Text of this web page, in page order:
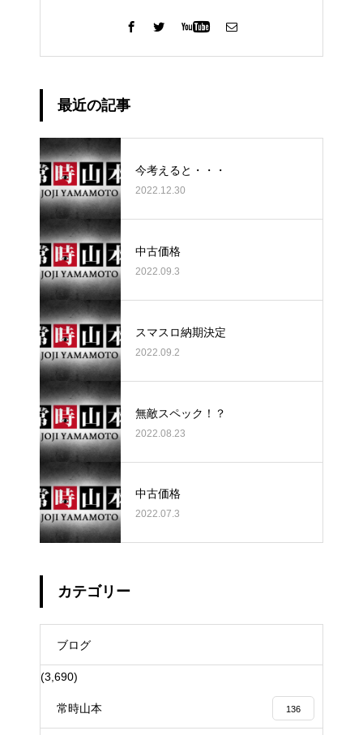
最近の記事
今考えると・・・
2022.12.30
中古価格
2022.09.3
スマスロ納期決定
2022.09.2
無敵スペック！？
2022.08.23
中古価格
2022.07.3
カテゴリー
ブログ
(3,690)
常時山本 136